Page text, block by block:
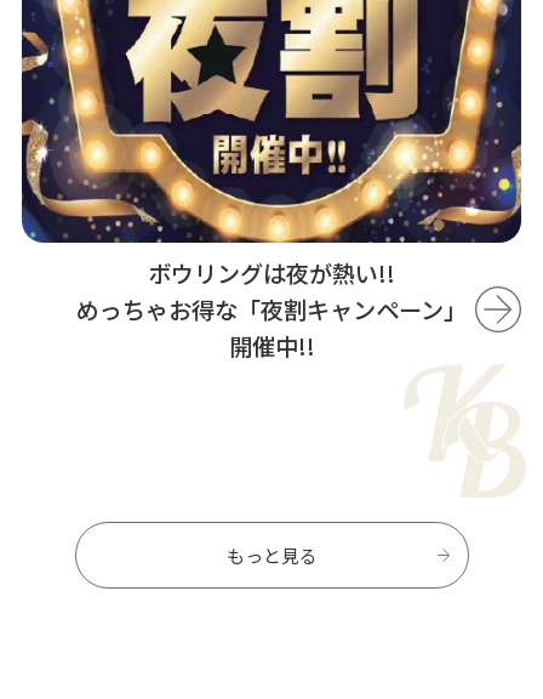
ボウリングは夜が熱い!!
めっちゃお得な「夜割キャンペーン」
開催中!!
もっと見る